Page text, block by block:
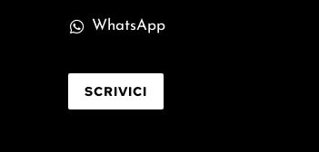
WhatsApp
SCRIVICI